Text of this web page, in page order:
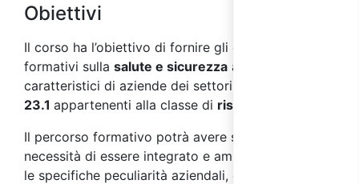
Obiettivi
Il corso ha l’obiettivo di fornire gli elementi
formativi sulla salute e sicurezza ai
caratteristici di aziende dei settori
23.1 appartenenti alla classe di rischio alto
Il percorso formativo potrà avere successivamente
necessità di essere integrato e ampliato secondo
le specifiche peculiarità aziendali, dal punto di